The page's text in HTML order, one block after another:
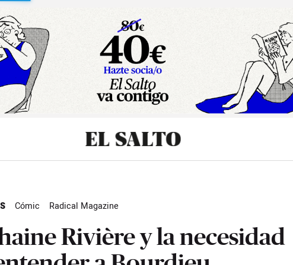
Cómic Radical Magazine
Rivière y la necesidad